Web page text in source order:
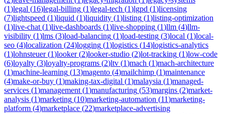
(1)legal (16)legal-billing (1)legal-tech (1)lgpd (1)licensing
(7)lightspeed (1)liquid (1)liquidity (1)listing (1)listing-optimization
(1)live-chat (1)live-dashboards (1)live-shopping (1)llm (4)llm-
visibility (1)lms (3)load-balancing (1)load-testing (3)local (1)local-
seo (4)localization (24)logging (1)logistics (14)logistics-analytics
(1)lohnsteuer(1)looker(2)looker-studio (2)lot-tracking (1)low-code
(6)loyalty (3)loyalty-programs (2)ltv (1)mach (1)mach-architecture
(1)machine-learning (13)magento (4)mailchimp (1)maintenance
(4)make-or-buy (1)making-tax-digital (1)malaysia (1)managed-
services (1)management (1)manufacturing (53)margins (2)market-
analysis (1)marketing (10)marketing-automation (11)marketing-
platform (4)marketplace (22)marketplace-advertising